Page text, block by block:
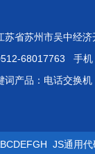
苏省苏州市吴中经
68017763 手
词产品：电话交换
JS通用代